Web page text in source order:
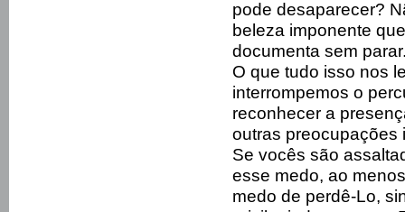
pode desaparecer?
beleza imponente
documenta sem
O que tudo isso nos
interrompemos o
reconhecer a
outras preocupações
Se vocês são
esse medo, ao
medo de perdê-Lo,